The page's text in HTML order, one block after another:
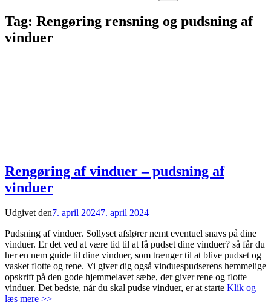
Tag: Rengøring rensning og pudsning af
vinduer
Rengøring af vinduer – pudsning af
vinduer
Udgivet den7. april 20247. april 2024
Pudsning af vinduer. Sollyset afslører nemt eventuel snavs på dine
vinduer. Er det ved at være tid til at få pudset dine vinduer? så får du
her en nem guide til dine vinduer, som trænger til at blive pudset og
vasket flotte og rene. Vi giver dig også vinduespudserens hemmelige
opskrift på den gode hjemmelavet sæbe, der giver rene og flotte
vinduer. Det bedste, når du skal pudse vinduer, er at starte Klik og
læs mere >>